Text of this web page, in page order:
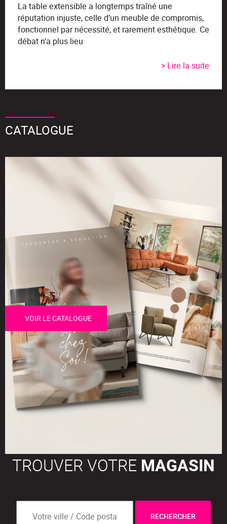
La table extensible a longtemps traîné une
réputation injuste, celle d’un meuble de compromis,
fonctionnel par nécessité, et rarement esthétique. Ce
débat n’a plus lieu
> Lire la suite
CATALOGUE
VOIR LE CATALOGUE
TROUVER VOTRE MAGASIN
RECHERCHER